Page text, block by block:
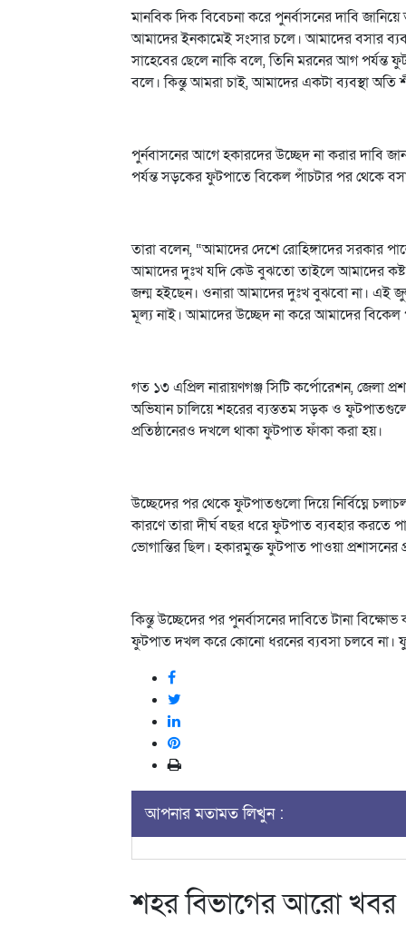
মানবিক দিক বিবেচনা করে পুনর্বাসনের দাবি
আমাদের ইনকামেই সংসার চলে। আমাদের বসার
সাহেবের ছেলে নাকি বলে, তিনি মরনের আগ
বলে। কিন্তু আমরা চাই, আমাদের একটা ব্যবস্থা অতি
পুর্নবাসনের আগে হকারদের উচ্ছেদ না করার দাবি
পর্যন্ত সড়কের ফুটপাতে বিকেল পাঁচটার পর থেকে
তারা বলেন, “আমাদের দেশে রোহিঙ্গাদের সরকার
আমাদের দুঃখ যদি কেউ বুঝতো তাইলে আমাদের
জন্ম হইছেন। ওনারা আমাদের দুঃখ বুঝবো না। এই
মূল্য নাই। আমাদের উচ্ছেদ না করে আমাদের বিকেল
গত ১৩ এপ্রিল নারায়ণগঞ্জ সিটি কর্পোরেশন, জেলা
অভিযান চালিয়ে শহরের ব্যস্ততম সড়ক ও
প্রতিষ্ঠানেরও দখলে থাকা ফুটপাত ফাঁকা করা হয়।
উচ্ছেদের পর থেকে ফুটপাতগুলো দিয়ে নির্বিঘ্নে
কারণে তারা দীর্ঘ বছর ধরে ফুটপাত ব্যবহার করতে
ভোগান্তির ছিল। হকারমুক্ত ফুটপাত পাওয়া প্রশাসনের
কিন্তু উচ্ছেদের পর পুনর্বাসনের দাবিতে টানা
ফুটপাত দখল করে কোনো ধরনের ব্যবসা চলবে না।
আপনার মতামত লিখুন :
শহর বিভাগের আরো খবর